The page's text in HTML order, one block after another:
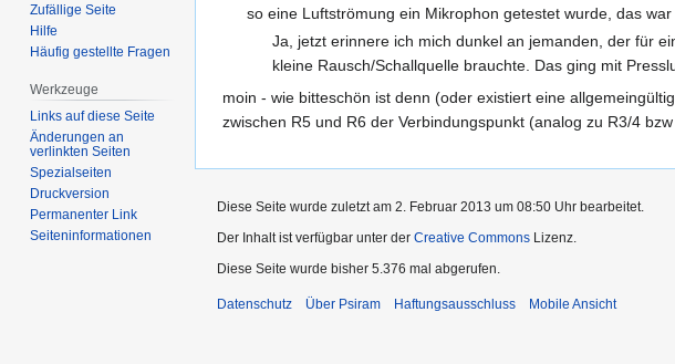
so eine Luftströmung ein Mikrophon getestet wurde, das
Ja, jetzt erinnere ich mich dunkel an jemanden, der für
kleine Rausch/Schallquelle brauchte. Das ging mit
moin - wie bitteschön ist denn (oder existiert eine
zwischen R5 und R6 der Verbindungspunkt (analog zu R3/4
Zufällige Seite
Hilfe
Häufig gestellte Fragen
Werkzeuge
Links auf diese Seite
Änderungen an
verlinkten Seiten
Spezialseiten
Druckversion
Permanenter Link
Seiten­informationen
Diese Seite wurde zuletzt am 2. Februar 2013 um 08:50 Uhr bearbeitet.
Der Inhalt ist verfügbar unter der Creative Commons Lizenz.
Diese Seite wurde bisher 5.376 mal abgerufen.
Datenschutz Über Psiram Haftungsausschluss Mobile Ansicht